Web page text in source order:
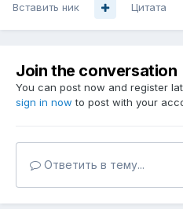
Вставить ник Цитата
Join the conversation
You can post now and register
sign in now to post with your
Ответить в тему...